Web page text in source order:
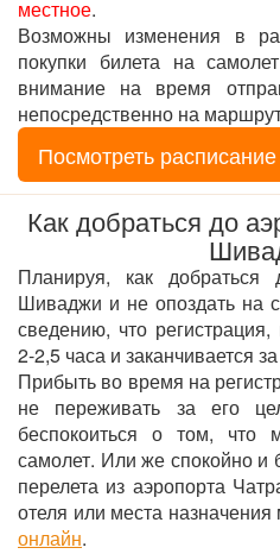
местное.
Возможны изменения в
покупки билета на
внимание на время
непосредственно на
Посмотреть расписание
Как добраться до
Планируя, как добраться
Шиваджи и не опоздать на
сведению, что
2-2,5 часа и заканчивается
Прибыть во время на
не переживать за его
беспокоиться о том, что
самолет. Или же спокойно и
перелета из аэропорта
отеля или места
онлайн.